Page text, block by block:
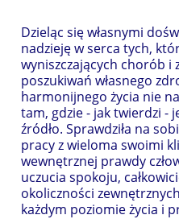
Dzieląc się własnymi
nadzieję w serca tych,
wyniszczających chorób i
poszukiwań własnego
harmonijnego życia nie
tam, gdzie - jak twierdzi -
źródło. Sprawdziła na
pracy z wieloma swoimi
wewnętrznej prawdy
uczucia spokoju,
okoliczności
każdym poziomie życia i